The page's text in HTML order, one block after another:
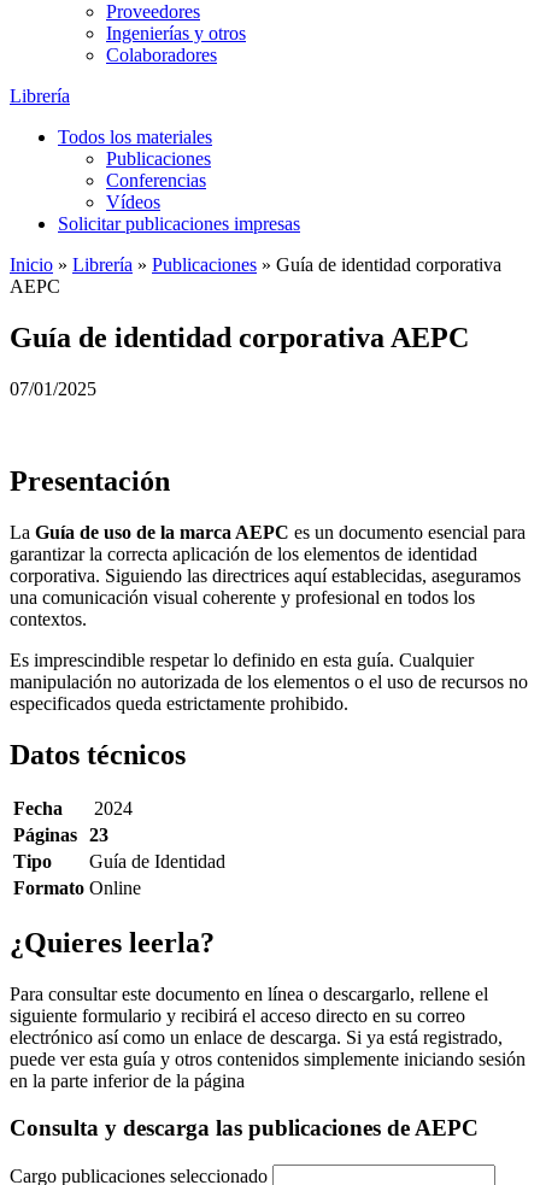
Proveedores
Ingenierías y otros
Colaboradores
Librería
Todos los materiales
Publicaciones
Conferencias
Vídeos
Solicitar publicaciones impresas
Inicio » Librería » Publicaciones » Guía de identidad corporativa
AEPC
Guía de identidad corporativa AEPC
07/01/2025
Presentación
La Guía de uso de la marca AEPC es un documento esencial para
garantizar la correcta aplicación de los elementos de identidad
corporativa. Siguiendo las directrices aquí establecidas, aseguramos
una comunicación visual coherente y profesional en todos los
contextos.
Es imprescindible respetar lo definido en esta guía. Cualquier
manipulación no autorizada de los elementos o el uso de recursos no
especificados queda estrictamente prohibido.
Datos técnicos
Fecha
2024
Páginas 23
Tipo
Guía de Identidad
Formato Online
¿Quieres leerla?
Para consultar este documento en línea o descargarlo, rellene el
siguiente formulario y recibirá el acceso directo en su correo
electrónico así como un enlace de descarga. Si ya está registrado,
puede ver esta guía y otros contenidos simplemente iniciando sesión
en la parte inferior de la página
Consulta y descarga las publicaciones de AEPC
Cargo publicaciones seleccionado